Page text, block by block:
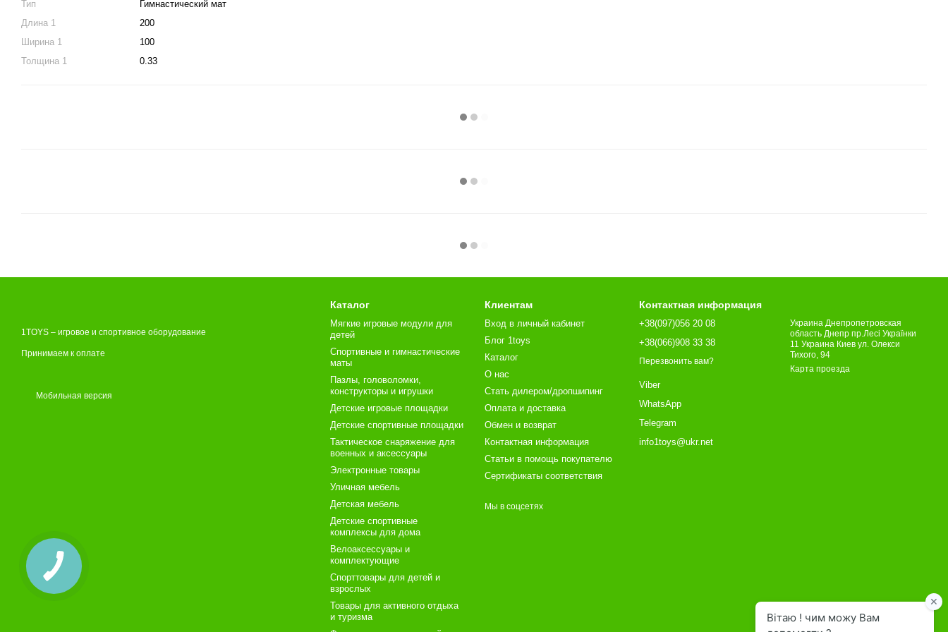
Тип
Гимнастический мат
Длина 1
200
Ширина 1
100
Толщина 1
0.33
1TOYS – игровое и спортивное оборудование
Принимаем к оплате
Мобильная версия
Каталог
Мягкие игровые модули для
детей
Спортивные и гимнастические
маты
Пазлы, головоломки,
конструкторы и игрушки
Детские игровые площадки
Детские спортивные площадки
Тактическое снаряжение для
военных и аксессуары
Электронные товары
Уличная мебель
Детская мебель
Детские спортивные
комплексы для дома
Велоаксессуары и
комплектующие
Спорттовары для детей и
взрослых
Товары для активного отдыха
и туризма
Клиентам
Вход в личный кабинет
Блог 1toys
Каталог
О нас
Стать дилером/дропшипинг
Оплата и доставка
Обмен и возврат
Контактная информация
Статьи в помощь покупателю
Сертификаты соответствия
Мы в соцсетях
Контактная информация
+38(097)056 20 08
+38(066)908 33 38
Перезвонить вам?
Viber
WhatsApp
Telegram
info1toys@ukr.net
Украина Днепропетровская
область Днепр пр.Лесі Українки
11 Украина Киев ул. Олекси
Тихого, 94
Карта проезда